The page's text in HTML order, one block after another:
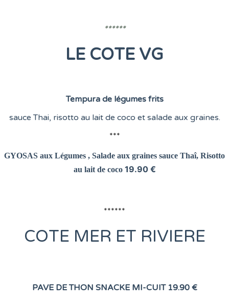
******
LE COTE VG
Tempura de légumes frits
sauce Thai, risotto au lait de coco et salade aux graines.
***
GYOSAS aux Légumes , Salade aux graines sauce Thaî, Risotto
au lait de coco 19.90 €
******
COTE MER ET RIVIERE
PAVE DE THON SNACKE MI-CUIT 19.90 €